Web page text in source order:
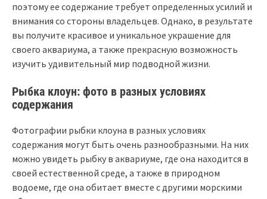
поэтому ее содержание требует определенных усилий и
внимания со стороны владельцев. Однако, в результате
вы получите красивое и уникальное украшение для
своего аквариума, а также прекрасную возможность
изучить удивительный мир подводной жизни.
Рыбка клоун: фото в разных условиях
содержания
Фотографии рыбки клоуна в разных условиях
содержания могут быть очень разнообразными. На них
можно увидеть рыбку в аквариуме, где она находится в
своей естественной среде, а также в природном
водоеме, где она обитает вместе с другими морскими